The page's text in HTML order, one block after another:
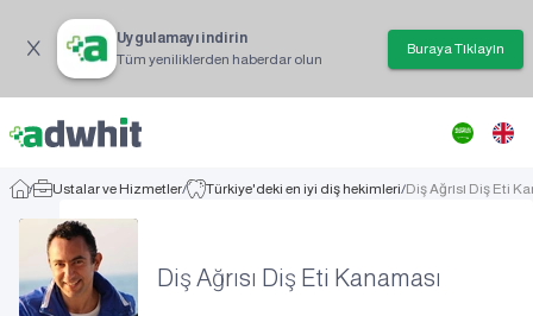
Uygulamayı indirin
Tüm yeniliklerden haberdar olun
Buraya Tıklayın
/ Ustalar ve Hizmetler/ Türkiye'deki en iyi diş hekimleri/Diş Ağrısı Diş Eti
Diş Ağrısı Diş Eti Kanaması